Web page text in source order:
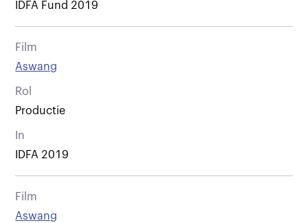
IDFA Fund 2019
Film
Aswang
Rol
Productie
In
IDFA 2019
Film
Aswang